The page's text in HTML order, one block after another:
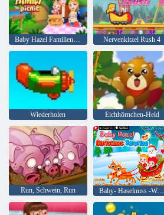
Baby Hazel Familienpicknick Nervenkitzel Rush 4
Wiederholen Eichhörnchen-Held
Run, Schwein, Run Baby- Haselnuss -Weihnachtsüberraschung